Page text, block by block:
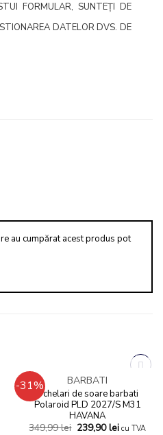
FORMULAR, SUNTEȚI DE
DATELOR DVS. DE
au cumpărat acest produs pot
-31%
wishlist
STOC EPUIZAT
BARBATI
Ochelari de soare barbati
Polaroid PLD 2027/S M31
HAVANA
349,99lei 239,90lei cu TVA